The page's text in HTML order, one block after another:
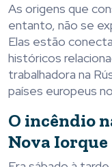
As origens que
entanto, não se
Elas estão
históricos
trabalhadora na
países europeus
O incêndio
Nova Iorque